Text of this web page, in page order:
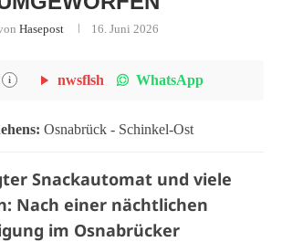
Hasepost 16. Juni 2026
i nwsflsh WhatsApp
Osnabrück - Schinkel-Ost
Snackautomat und viele
Nach einer nächtlichen
im Osnabrücker